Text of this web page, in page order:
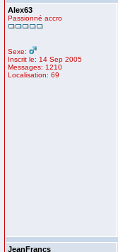
Alex63
Passionné accro
Sexe:
Inscrit le: 14 Sep 2005
Messages: 1210
Localisation: 69
JeanFrancs